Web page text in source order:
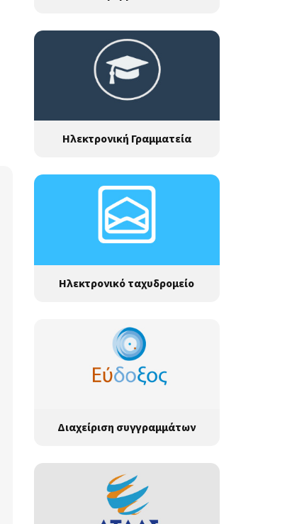
Ηλεκτρονική Γραμματεία
Ηλεκτρονικό ταχυδρομείο
Διαχείριση συγγραμμάτων